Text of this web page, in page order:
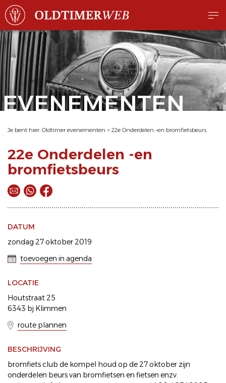
EVENEMENTEN
Je bent hier: Oldtimer evenementen > 22e Onderdelen -en bromfietsbeurs
22e Onderdelen -en
bromfietsbeurs
DATUM
zondag 27 oktober 2019
toevoegen in agenda
LOCATIE
Houtstraat 25
6343 bj Klimmen
route plannen
BESCHRIJVING
bromfiets club de kompel houd op de 27 oktober zijn
onderdelen beurs van bromfietsen en fietsen enzv.